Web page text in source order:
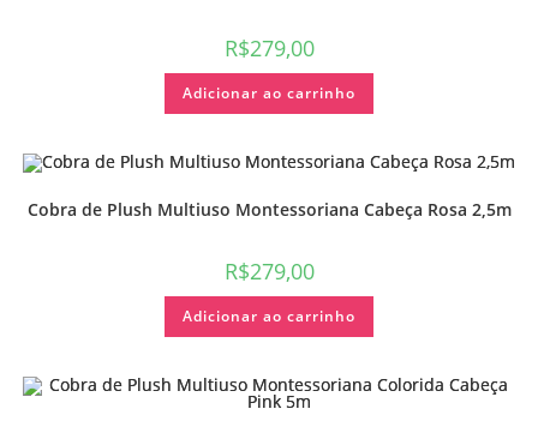
R$279,00
Adicionar ao carrinho
Cobra de Plush Multiuso Montessoriana Cabeça Rosa 2,5m
R$279,00
Adicionar ao carrinho